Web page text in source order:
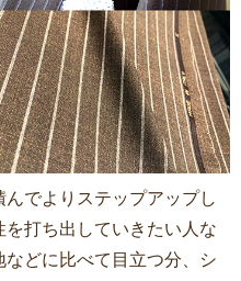
でよりステップアップし
打ち出していきたい人な
どに比べて目立つ分、シ